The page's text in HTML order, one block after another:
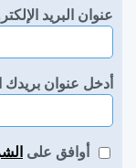
عنوان البريد
أدخل عنوان بريدك
أوافق على